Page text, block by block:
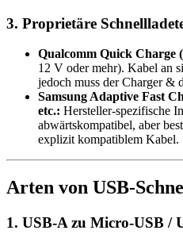
3. Proprietäre
Qualcomm Quick Charge
12 V oder mehr). Kabel an
jedoch muss der Charger &
Samsung Adaptive Fast
etc.: Hersteller-spezifische
abwärtskompatibel, aber
explizit kompatiblem Kabel.
Arten von USB-
1. USB-A zu Micro-USB /